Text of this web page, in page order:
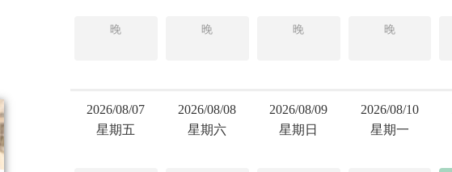
晚 晚 晚 晚
2026/08/07
星期五
2026/08/08
星期六
2026/08/09
星期日
2026/08/10
星期一